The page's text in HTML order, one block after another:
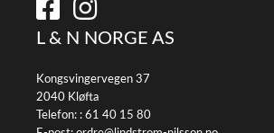
L & N NORGE AS
Kongsvingervegen 37
2040 Kløfta
Telefon: : 61 40 15 80